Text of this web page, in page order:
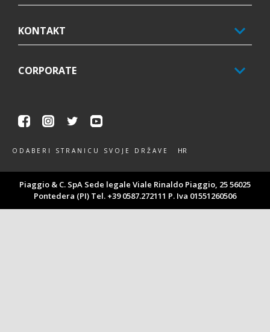
KONTAKT
CORPORATE
FacebookInstagram
Twitter
ODABERI STRANICU SVOJE DRŽAVE HR
Piaggio & C. SpA Sede legale Viale Rinaldo Piaggio, 25 56025
Pontedera (PI) Tel. +39 0587.272111 P. Iva 01551260506